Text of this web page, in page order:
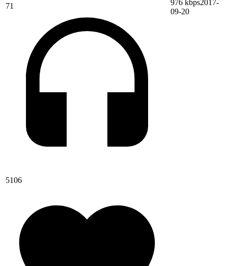
71
5106
976 kbps2017-
09-20